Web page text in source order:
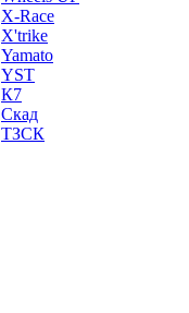
X-Race
X'trike
Yamato
YST
К7
Скад
ТЗСК